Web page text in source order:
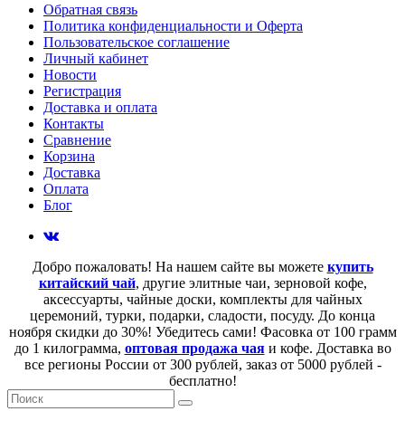
Обратная связь
Политика конфиденциальности и Оферта
Пользовательское соглашение
Личный кабинет
Новости
Регистрация
Доставка и оплата
Контакты
Сравнение
Корзина
Доставка
Оплата
Блог
Добро пожаловать! На нашем сайте вы можете купить
китайский чай, другие элитные чаи, зерновой кофе,
аксессуарты, чайные доски, комплекты для чайных
церемоний, турки, подарки, сладости, посуду. До конца
ноября скидки до 30%! Убедитесь сами! Фасовка от 100 грамм
до 1 килограмма, оптовая продажа чаяи кофе. Доставка во
все регионы России от 300 рублей, заказ от 5000 рублей -
бесплатно!